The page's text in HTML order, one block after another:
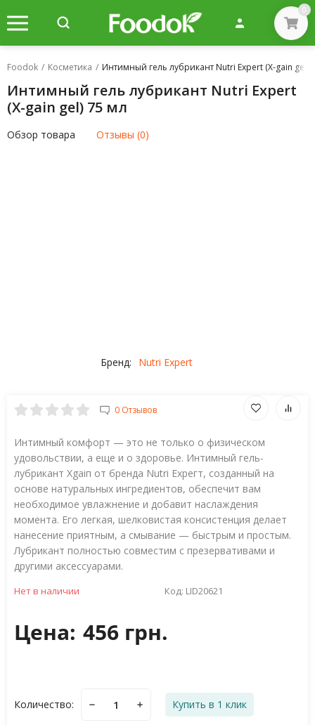
0
Foodok / Косметика / Интимный гель лубрикант Nutri Expert (X-gain gel)
Интимный гель лубрикант Nutri Expert
(X-gain gel) 75 мл
Обзор товара Отзывы (0)
Бренд: Nutri Expert
0 Отзывов
Интимный комфорт — это не только о физическом
удовольствии, а еще и о здоровье. Интимный гель-
лубрикант Хgаіп от бренда Nutrі Ехрегт, созданный на
основе натуральных ингредиентов, обеспечит вам
необходимое увлажнение и добавит наслаждения
момента. Его легкая, шелковистая консистенция делает
нанесение приятным, а смывание — быстрым и простым.
Лубрикант полностью совместим с презервативами и
другими аксессуарами.
Нет в наличии Код: LID20621
Цена: 456 грн.
Количество: Купить в 1 клик